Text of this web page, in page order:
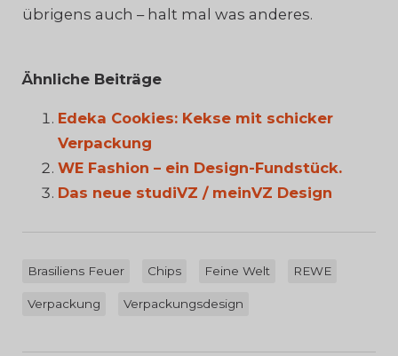
übrigens auch – halt mal was anderes.
Ähnliche Beiträge
Edeka Cookies: Kekse mit schicker
Verpackung
WE Fashion – ein Design-Fundstück.
Das neue studiVZ / meinVZ Design
Brasiliens Feuer Chips Feine Welt REWE
Verpackung Verpackungsdesign